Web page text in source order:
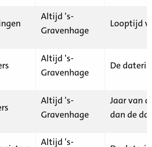
Altijd 's-
Gravenhage
Looptijd
Altijd 's-
Gravenhage
De
Altijd 's-
Gravenhage
Jaar van
dan de
Altijd 's-